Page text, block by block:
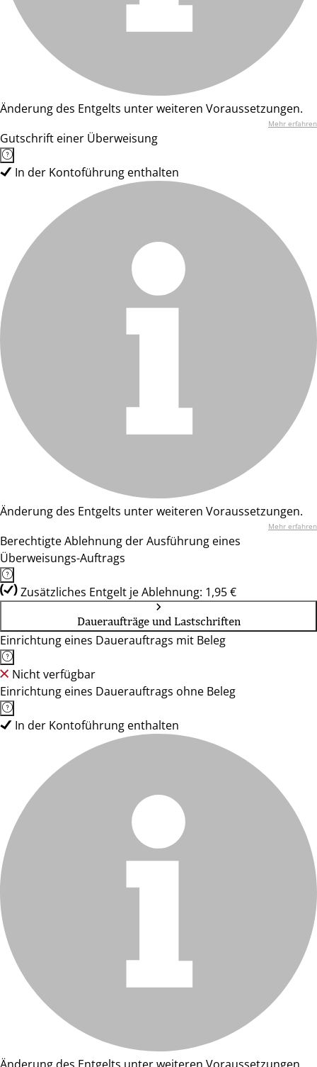
Änderung des Entgelts unter weiteren Voraussetzungen.
Mehr erfahren
Gutschrift einer Überweisung
In der Kontoführung enthalten
Änderung des Entgelts unter weiteren Voraussetzungen.
Mehr erfahren
Berechtigte Ablehnung der Ausführung eines
Überweisungs-Auftrags
Zusätzliches Entgelt je Ablehnung: 1,95 €
Daueraufträge und Lastschriften
Einrichtung eines Dauerauftrags mit Beleg
Nicht verfügbar
Einrichtung eines Dauerauftrags ohne Beleg
In der Kontoführung enthalten